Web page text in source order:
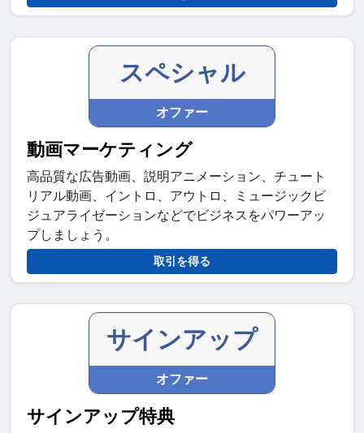
スペシャル
オファー
動画マーケティング
高品質な広告動画、説明アニメーション、チュート
リアル動画、イントロ、アウトロ、ミュージックビ
ジュアライゼーションなどでビジネスをパワーアッ
プしましょう。
取引を得る
サインアップ
オファー
サインアップ特典